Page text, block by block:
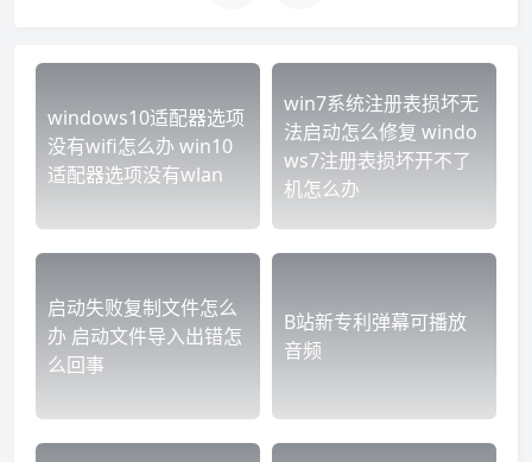
windows10适配器选项
没有wifi怎么办 win10
适配器选项没有wlan
win7系统注册表损坏无
法启动怎么修复 windo
ws7注册表损坏开不了
机怎么办
启动失败复制文件怎么
办 启动文件导入出错怎
么回事
B站新专利弹幕可播放
音频